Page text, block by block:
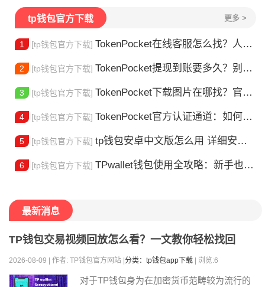
tp钱包官方下载 更多 >
1 [tp钱包官方下载] TokenPocket在线客服怎么找？人工客服快速接入攻略
2 [tp钱包官方下载] TokenPocket提现到账要多久？别把钱包当银行，看完这篇就懂了
3 [tp钱包官方下载] TokenPocket下载图片在哪找？官方渠道最靠谱
4 [tp钱包官方下载] TokenPocket官方认证通道：如何找到真正的官方渠道
5 [tp钱包官方下载] tp钱包安卓中文版怎么用 详细安装教程
6 [tp钱包官方下载] TPwallet钱包使用全攻略：新手也能快速上手掌握
最新消息
TP钱包交易视频回放怎么看？一文教你轻松找回
2026-08-09 | 作者: TP钱包官方网站 | 分类：tp钱包app下载 | 浏览:6
对于TP钱包身为在加密货币范畴较为流行的